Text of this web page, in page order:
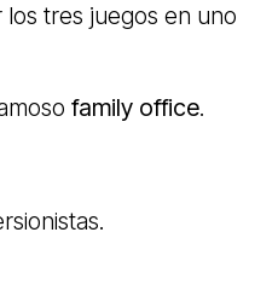
tres juegos en uno
family office.